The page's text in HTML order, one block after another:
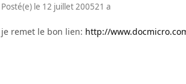
Posté(e) le 12 juillet 200521 a
je remet le bon lien: http://